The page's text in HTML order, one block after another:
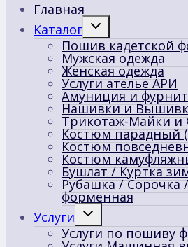
Главная
Каталог
Переключить
меню
Пошив кадетской
Мужская одежда
Женская одежда
Услуги ателье АРИ
Амуниция и
Нашивки и
Трикотаж-Майки и
Костюм парадный
Костюм
Костюм
Бушлат / Куртка
Рубашка / Сорочка
форменная
Услуги
Переключить
дочернее
меню
Услуги по пошиву